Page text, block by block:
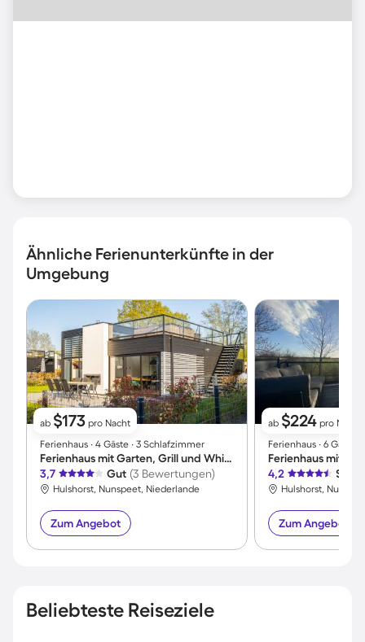
Ähnliche Ferienunterkünfte in der
Umgebung
ab $173 pro Nacht
Ferienhaus ∙ 4 Gäste ∙ 3 Schlafzimmer
Ferienhaus mit Garten, Grill und Whirlpool | Panoramablick
3,7
Gut (3 Bewertungen)
Hulshorst, Nunspeet, Niederlande
Zum Angebot
ab $224 pro Nacht
Ferienhaus ∙ 6 Gäste
4,2 Sehr
Hulshorst,
Zum Angebot
Beliebteste Reiseziele